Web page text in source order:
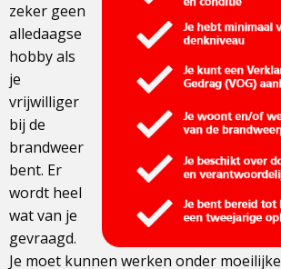
zeker geen
alledaagse
hobby als
je
vrijwilliger
bij de
brandweer
bent. Er
wordt heel
wat van je
gevraagd.
Je moet kunnen werken onder